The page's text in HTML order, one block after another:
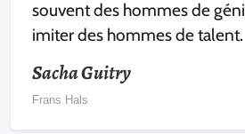
souvent des hommes de
imiter des hommes de talent.
Sacha Guitry
Frans Hals